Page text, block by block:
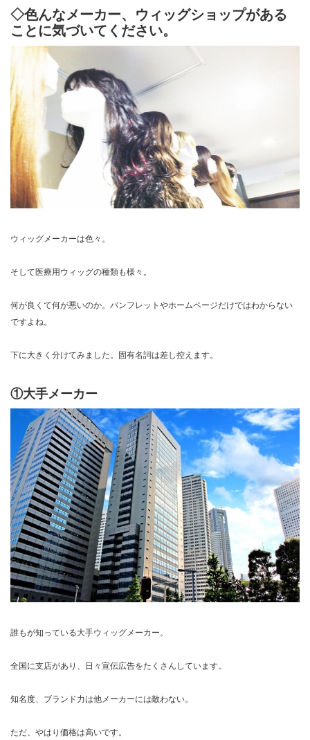
◇色んなメーカー、ウィッグショップがある
ことに気づいてください。
ウィッグメーカーは色々。
そして医療用ウィッグの種類も様々。
何が良くて何が悪いのか。パンフレットやホームページだけではわからない
ですよね。
下に大きく分けてみました。固有名詞は差し控えます。
①大手メーカー
誰もが知っている大手ウィッグメーカー。
全国に支店があり、日々宣伝広告をたくさんしています。
知名度、ブランド力は他メーカーには敵わない。
ただ、やはり価格は高いです。